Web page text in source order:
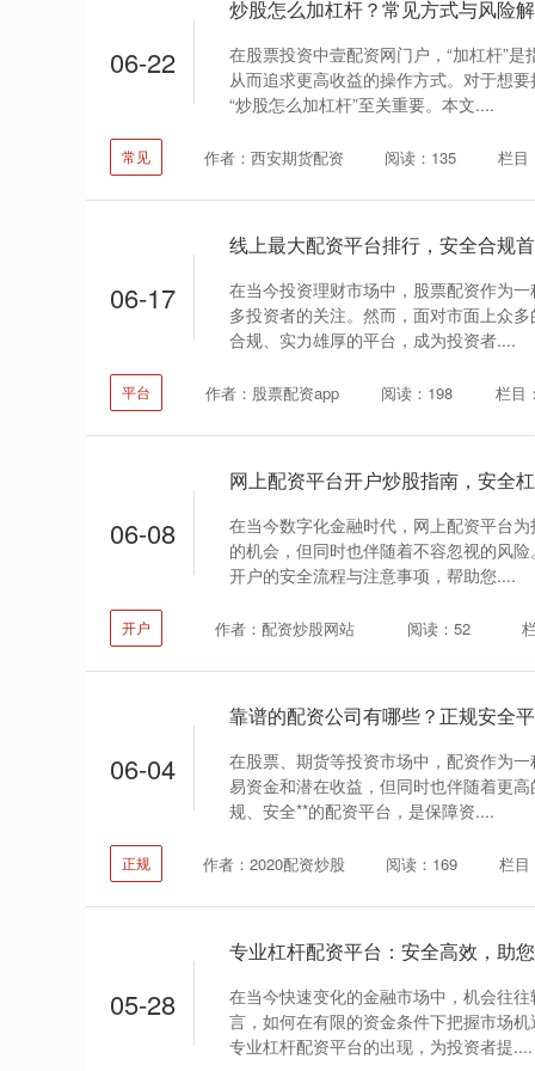
06-22
炒股怎么加杠杆？常见方式与风险
在股票投资中壹配资网门户，“加杠杆”
从而追求更高收益的操作方式。对于想
“炒股怎么加杠杆”至关重要。本文....
常见 作者：西安期货配资 阅读：135 栏目
06-17
线上最大配资平台排行，安全合规
在当今投资理财市场中，股票配资作为
多投资者的关注。然而，面对市面上众
合规、实力雄厚的平台，成为投资者....
平台 作者：股票配资app 阅读：198 栏目
06-08
网上配资平台开户炒股指南，安全
在当今数字化金融时代，网上配资平台
的机会，但同时也伴随着不容忽视的风
开户的安全流程与注意事项，帮助您....
开户 作者：配资炒股网站 阅读：52
06-04
靠谱的配资公司有哪些？正规安全
在股票、期货等投资市场中，配资作为
易资金和潜在收益，但同时也伴随着更
规、安全**的配资平台，是保障资....
正规 作者：2020配资炒股 阅读：169 栏目
05-28
专业杠杆配资平台：安全高效，助
在当今快速变化的金融市场中，机会往
言，如何在有限的资金条件下把握市场
专业杠杆配资平台的出现，为投资者提....